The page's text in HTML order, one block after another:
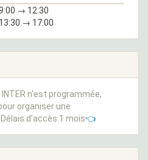
→ 12:30
13:30 → 17:00
n'est programmée,
organiser une
d'accès 1 mois👈